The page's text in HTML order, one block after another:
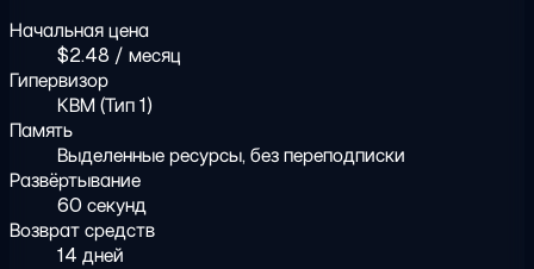
Начальная цена
$2.48 / месяц
Гипервизор
КВМ (Тип 1)
Память
Выделенные ресурсы, без переподписки
Развёртывание
60 секунд
Возврат средств
14 дней